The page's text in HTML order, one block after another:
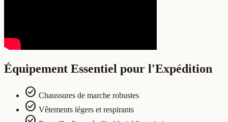
Équipement Essentiel pour l'Expédition
check_circle Chaussures de marche robustes
check_circle Vêtements légers et respirants